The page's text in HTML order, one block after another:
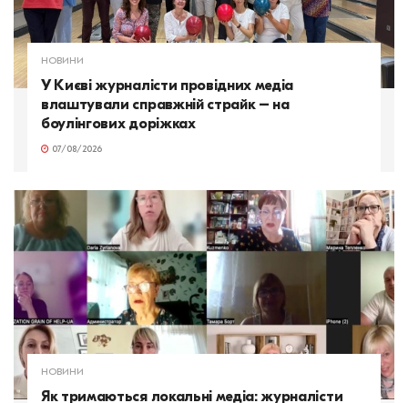
НОВИНИ
У Києві журналісти провідних медіа
влаштували справжній страйк – на
боулінгових доріжках
07/08/2026
НОВИНИ
Як тримаються локальні медіа: журналісти